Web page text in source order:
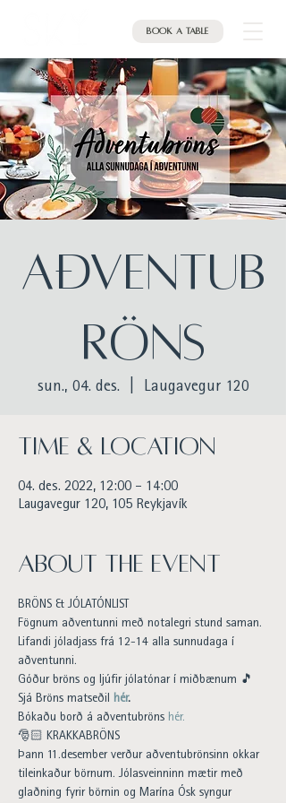
Book a table
AÐVENTUB
RÖNS
sun., 04. des. Laugavegur 120
Time & Location
04. des. 2022, 12:00 – 14:00
Laugavegur 120, 105 Reykjavík
About the event
BRÖNS & JÓLATÓNLIST
Fögnum aðventunni með notalegri stund saman.
Lifandi jóladjass frá 12-14 alla sunnudaga í
aðventunni.
Góður bröns og ljúfir jólatónar í miðbænum 🎵
Sjá Bröns matseðil hér.
Bókaðu borð á aðventubröns hér.
🎅🏻 KRAKKABRÖNS
Þann 11.desember verður aðventubrönsinn okkar
tileinkaður börnum. Jólasveinninn mætir með
glaðning fyrir börnin og Marína Ósk syngur